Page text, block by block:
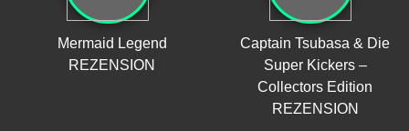
Mermaid Legend
REZENSION
Captain Tsubasa & Die
Super Kickers –
Collectors Edition
REZENSION